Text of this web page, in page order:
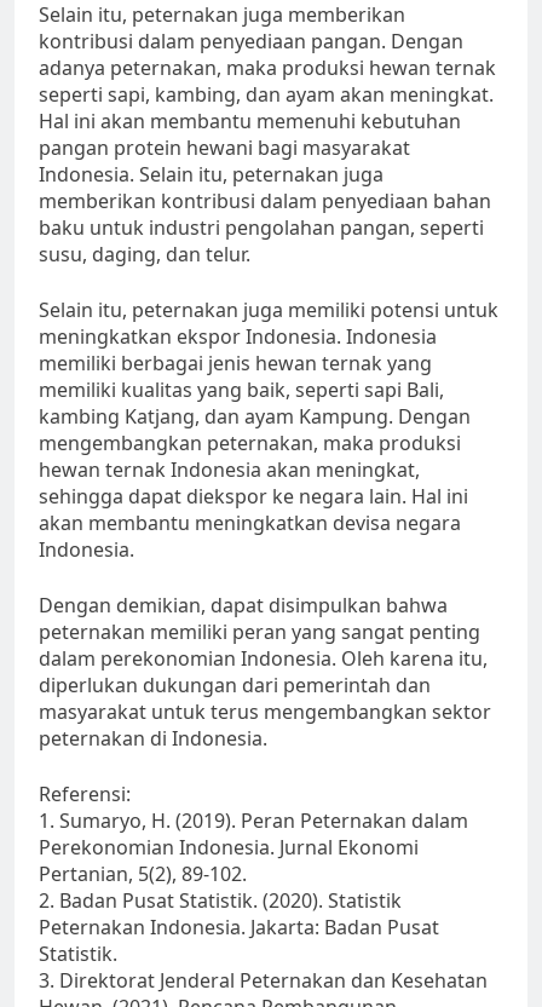
Selain itu, peternakan juga memberikan
kontribusi dalam penyediaan pangan. Dengan
adanya peternakan, maka produksi hewan ternak
seperti sapi, kambing, dan ayam akan meningkat.
Hal ini akan membantu memenuhi kebutuhan
pangan protein hewani bagi masyarakat
Indonesia. Selain itu, peternakan juga
memberikan kontribusi dalam penyediaan bahan
baku untuk industri pengolahan pangan, seperti
susu, daging, dan telur.
Selain itu, peternakan juga memiliki potensi untuk
meningkatkan ekspor Indonesia. Indonesia
memiliki berbagai jenis hewan ternak yang
memiliki kualitas yang baik, seperti sapi Bali,
kambing Katjang, dan ayam Kampung. Dengan
mengembangkan peternakan, maka produksi
hewan ternak Indonesia akan meningkat,
sehingga dapat diekspor ke negara lain. Hal ini
akan membantu meningkatkan devisa negara
Indonesia.
Dengan demikian, dapat disimpulkan bahwa
peternakan memiliki peran yang sangat penting
dalam perekonomian Indonesia. Oleh karena itu,
diperlukan dukungan dari pemerintah dan
masyarakat untuk terus mengembangkan sektor
peternakan di Indonesia.
Referensi:
1. Sumaryo, H. (2019). Peran Peternakan dalam
Perekonomian Indonesia. Jurnal Ekonomi
Pertanian, 5(2), 89-102.
2. Badan Pusat Statistik. (2020). Statistik
Peternakan Indonesia. Jakarta: Badan Pusat
Statistik.
3. Direktorat Jenderal Peternakan dan Kesehatan